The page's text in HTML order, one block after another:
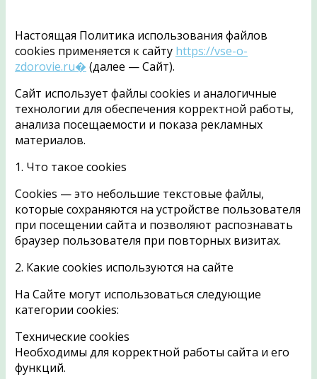
Настоящая Политика использования файлов
cookies применяется к сайту https://vse-o-
zdorovie.ru� (далее — Сайт).
Сайт использует файлы cookies и аналогичные
технологии для обеспечения корректной работы,
анализа посещаемости и показа рекламных
материалов.
1. Что такое cookies
Cookies — это небольшие текстовые файлы,
которые сохраняются на устройстве пользователя
при посещении сайта и позволяют распознавать
браузер пользователя при повторных визитах.
2. Какие cookies используются на сайте
На Сайте могут использоваться следующие
категории cookies:
Технические cookies
Необходимы для корректной работы сайта и его
функций.